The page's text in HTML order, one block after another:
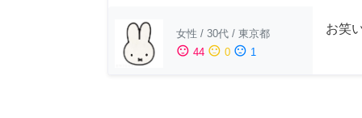
女性 / 30代 / 東京都
sentiment_satisfied 44 sentiment_neutral 0 sentiment_dissatisfied 1
お笑